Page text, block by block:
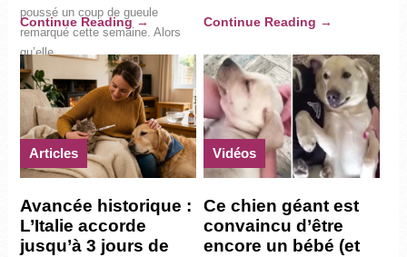
poussé un coup de gueule
remarqué cette semaine. Alors
qu’elle
Continue Reading → Continue Reading →
Articles
Avancée historique :
L’Italie accorde
jusqu’à 3 jours de
Vidéos
Ce chien géant est
convaincu d’être
encore un bébé (et